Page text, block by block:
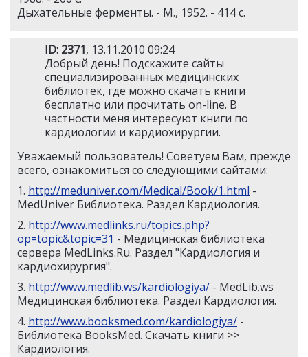
Дыхательные ферменты. - М., 1952. - 414 c.
ID: 2371, 13.11.2010 09:24
Добрый день! Подскажите сайты
специализированных медицинских
библиотек, где можно скачать книги
бесплатно или прочитать on-line. В
частности меня интересуют книги по
кардиологии и кардиохирургии.
Уважаемый пользователь! Советуем Вам, прежде
всего, ознакомиться со следующими сайтами:
1. http://meduniver.com/Medical/Book/1.html -
MedUniver Библиотека. Раздел Кардиология.
2. http://www.medlinks.ru/topics.php?
op=topic&topic=31 - Медицинская библиотека
сервера MedLinks.Ru. Раздел "Кардиология и
кардиохирургия".
3. http://www.medlib.ws/kardiologiya/ - MedLib.ws
Медицинская библиотека. Раздел Кардиология.
4. http://www.booksmed.com/kardiologiya/ -
Библиотека BooksMed. Скачать книги >>
Кардиология.